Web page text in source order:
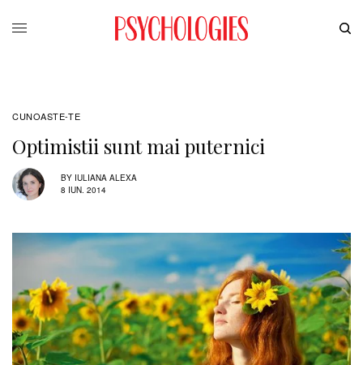
CUNOASTE-TE
Optimistii sunt mai puternici
BY IULIANA ALEXA
8 IUN. 2014